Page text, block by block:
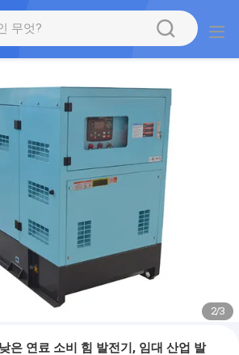
2/3
은 연료 소비 힘 발전기, 임대 산업 발